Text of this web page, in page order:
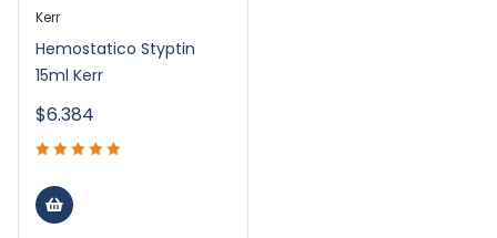
Kerr
Hemostatico Styptin
15ml Kerr
$6.384